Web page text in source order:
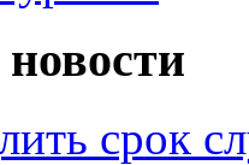
срок